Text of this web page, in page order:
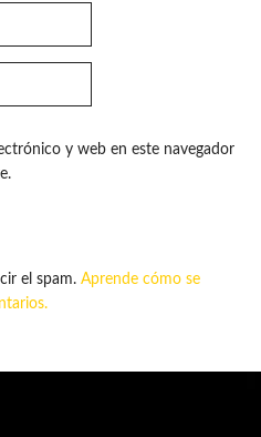
y web en este navegador
el spam. Aprende cómo se